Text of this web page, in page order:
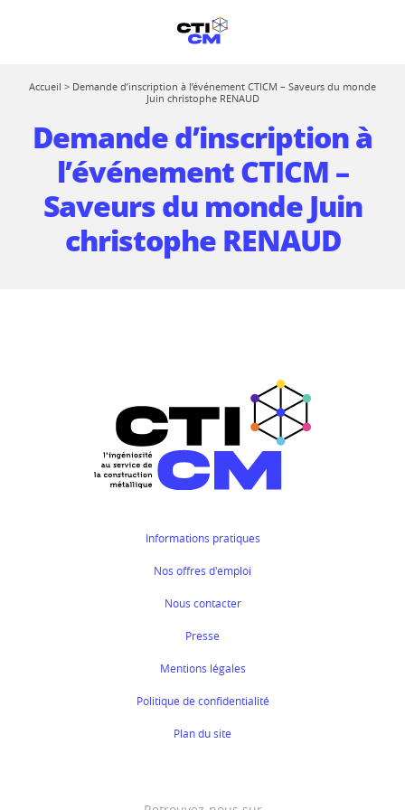
Accueil > Demande d’inscription à l’événement CTICM – Saveurs du monde
Juin christophe RENAUD
Demande d’inscription à
l’événement CTICM –
Saveurs du monde Juin
christophe RENAUD
Informations pratiques
Nos offres d'emploi
Nous contacter
Presse
Mentions légales
Politique de confidentialité
Plan du site